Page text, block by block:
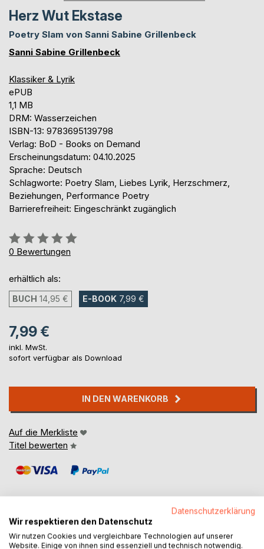
Herz Wut Ekstase
Poetry Slam von Sanni Sabine Grillenbeck
Sanni Sabine Grillenbeck
Klassiker & Lyrik
ePUB
1,1 MB
DRM: Wasserzeichen
ISBN-13: 9783695139798
Verlag: BoD - Books on Demand
Erscheinungsdatum: 04.10.2025
Sprache: Deutsch
Schlagworte: Poetry Slam, Liebes Lyrik, Herzschmerz,
Beziehungen, Performance Poetry
Barrierefreiheit: Eingeschränkt zugänglich
Bewertung::
0%
0 Bewertungen
erhältlich als:
BUCH 14,95 € E-BOOK 7,99 €
7,99 €
inkl. MwSt.
sofort verfügbar als Download
IN DEN WARENKORB
Auf die Merkliste
Titel bewerten
BESCHREIBUNG
Datenschutzerklärung
Wir respektieren den Datenschutz
Wir nutzen Cookies und vergleichbare Technologien auf unserer
Website. Einige von ihnen sind essenziell und technisch notwendig.